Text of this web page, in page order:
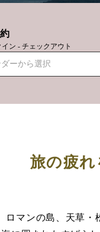
ン - チェックアウト
ーから選択
旅の疲
ロマンの島、天草・